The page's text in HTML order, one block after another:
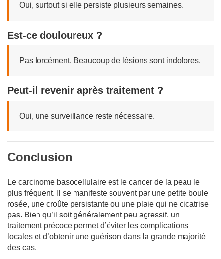
Oui, surtout si elle persiste plusieurs semaines.
Est-ce douloureux ?
Pas forcément. Beaucoup de lésions sont indolores.
Peut-il revenir après traitement ?
Oui, une surveillance reste nécessaire.
Conclusion
Le carcinome basocellulaire est le cancer de la peau le
plus fréquent. Il se manifeste souvent par une petite boule
rosée, une croûte persistante ou une plaie qui ne cicatrise
pas. Bien qu’il soit généralement peu agressif, un
traitement précoce permet d’éviter les complications
locales et d’obtenir une guérison dans la grande majorité
des cas.